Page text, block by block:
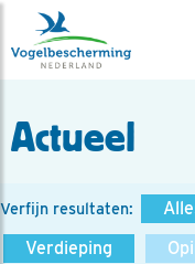
Actueel
Verfijn resultaten:
Verdieping